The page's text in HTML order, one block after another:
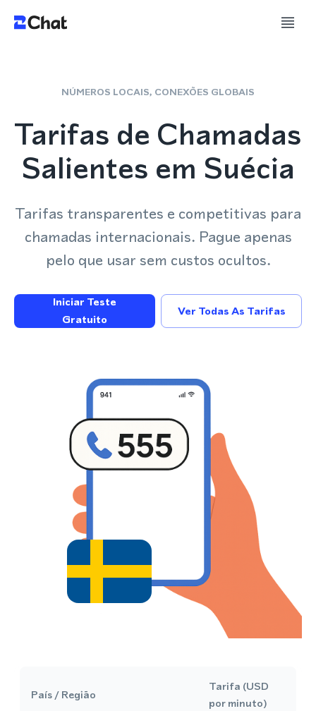
NÚMEROS LOCAIS, CONEXÕES GLOBAIS
Tarifas de Chamadas
Salientes em Suécia
Tarifas transparentes e competitivas para
chamadas internacionais. Pague apenas
pelo que usar sem custos ocultos.
Iniciar Teste
Gratuito
Ver Todas As Tarifas
País / Região
Tarifa (USD
por minuto)